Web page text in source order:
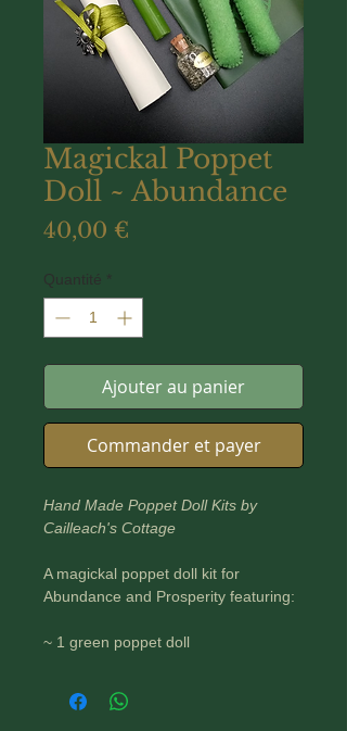
Magickal Poppet
Doll ~ Abundance
40,00 €
Quantité *
Ajouter au panier
Commander et payer
Hand Made Poppet Doll Kits by
Cailleach's Cottage
A magickal poppet doll kit for
Abundance and Prosperity featuring:
~ 1 green poppet doll
~ Blank scroll